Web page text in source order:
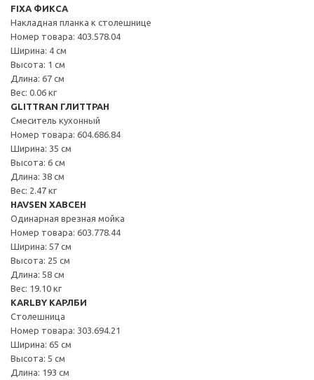
FIXA ФИКСА
Накладная планка к столешнице
Номер товара: 403.578.04
Ширина: 4 см
Высота: 1 см
Длина: 67 см
Вес: 0.06 кг
GLITTRAN ГЛИТТРАН
Смеситель кухонный
Номер товара: 604.686.84
Ширина: 35 см
Высота: 6 см
Длина: 38 см
Вес: 2.47 кг
HAVSEN ХАВСЕН
Одинарная врезная мойка
Номер товара: 603.778.44
Ширина: 57 см
Высота: 25 см
Длина: 58 см
Вес: 19.10 кг
KARLBY КАРЛБИ
Столешница
Номер товара: 303.694.21
Ширина: 65 см
Высота: 5 см
Длина: 193 см